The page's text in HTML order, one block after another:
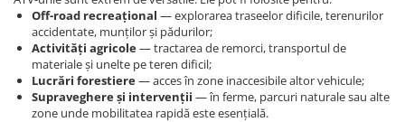
Off-road recreațional — explorarea traseelor dificile, terenurilor
accidentate, munților și pădurilor;
Activități agricole— tractarea de remorci, transportul de
materiale și unelte pe teren dificil;
Lucrări forestiere— acces în zone inaccesibile altor vehicule;
Supraveghere și intervenții — în ferme, parcuri naturale sau alte
zone unde mobilitatea rapidă este esențială.